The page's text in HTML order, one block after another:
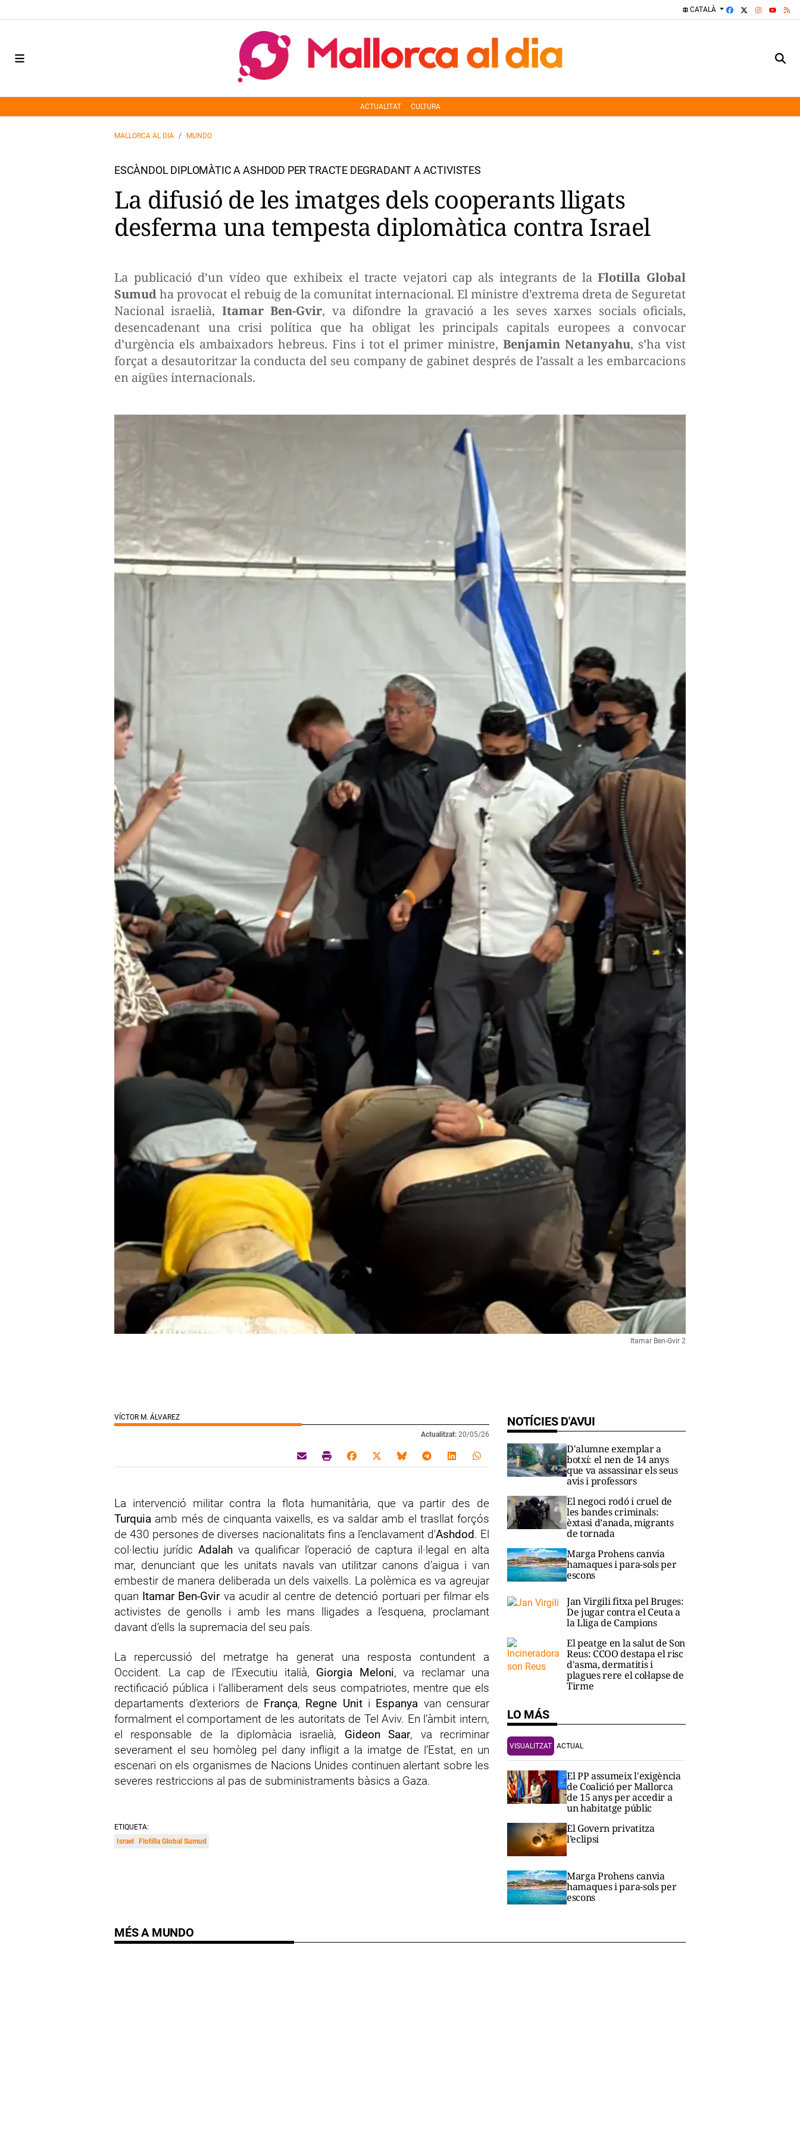
CATALÀ FACEBOOK
YOUTUBE
ACTUALITAT CULTURA
MALLORCA AL DIA MUNDO
ESCÀNDOL DIPLOMÀTIC A ASHDOD PER TRACTE DEGRADANT A ACTIVISTES
La difusió de les imatges dels cooperants lligats
desferma una tempesta diplomàtica contra Israel
La publicació d’un vídeo que exhibeix el tracte vejatori cap als integrants de laFlotilla Global
Sumudha provocat el rebuig de la comunitat internacional. El ministre d’extrema dreta de Seguretat
Nacional israelià, Itamar Ben-Gvir, va difondre la gravació a les seves xarxes socials oficials,
desencadenant una crisi política que ha obligat les principals capitals europees a convocar
d’urgència els ambaixadors hebreus. Fins i tot el primer ministre,Benjamin Netanyahu, s’ha vist
forçat a desautoritzar la conducta del seu company de gabinet després de l’assalt a les embarcacions
en aigües internacionals.
Itamar Ben-Gvir 2
VÍCTOR M. ÁLVAREZ
Actualitzat: 20/05/26
La intervenció militar contra la flota humanitària, que va partir des de
Turquia amb més de cinquanta vaixells, es va saldar amb el trasllat forçós
de 430 persones de diverses nacionalitats fins a l’enclavament d'Ashdod. El
col·lectiu jurídic Adalah va qualificar l’operació de captura il·legal en alta
mar, denunciant que les unitats navals van utilitzar canons d’aigua i van
embestir de manera deliberada un dels vaixells. La polèmica es va agreujar
quan Itamar Ben-Gvirva acudir al centre de detenció portuari per filmar els
activistes de genolls i amb les mans lligades a l’esquena, proclamant
davant d’ells la supremacia del seu país.
La repercussió del metratge ha generat una resposta contundent a
Occident. La cap de l’Executiu italià, Giorgia Meloni, va reclamar una
rectificació pública i l’alliberament dels seus compatriotes, mentre que els
departaments d’exteriors de França, Regne Uniti Espanya van censurar
formalment el comportament de les autoritats de Tel Aviv. En l’àmbit intern,
el responsable de la diplomàcia israelià, Gideon Saar, va recriminar
severament el seu homòleg pel dany infligit a la imatge de l’Estat, en un
escenari on els organismes de Nacions Unides continuen alertant sobre les
severes restriccions al pas de subministraments bàsics a Gaza.
ETIQUETA:
Israel Flotilla Global Sumud
NOTÍCIES D'AVUI
D'alumne exemplar a
botxí: el nen de 14 anys
que va assassinar els seus
avis i professors
El negoci rodó i cruel de
les bandes criminals:
èxtasi d’anada, migrants
de tornada
Marga Prohens canvia
hamaques i para-sols per
escons
Jan Virgili fitxa pel Bruges:
De jugar contra el Ceuta a
la Lliga de Campions
El peatge en la salut de Son
Reus: CCOO destapa el risc
d'asma, dermatitis i
plagues rere el col·lapse de
Tirme
LO MÁS
VISUALITZAT ACTUAL
El PP assumeix l'exigència
de Coalició per Mallorca
de 15 anys per accedir a
un habitatge públic
El Govern privatitza
l’eclipsi
Marga Prohens canvia
hamaques i para-sols per
escons
MÉS A MUNDO